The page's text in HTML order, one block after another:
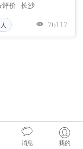
评价 长沙
76117
消息 我的